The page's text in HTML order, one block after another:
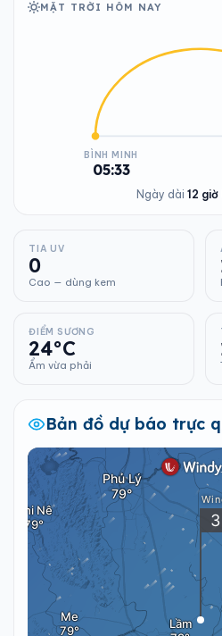
MẶT TRỜI HÔM NAY
BÌNH MINH
05:33
Ngày dài 12
TIA UV
0
Cao — dùng kem
ĐIỂM SƯƠNG
24°C
Ẩm vừa phải
Bản đồ dự báo trực